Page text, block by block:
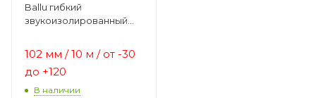
Ballu гибкий
звукоизолированный
металлизированной
полиэфирной ленты
102 мм / 10 м / от -30
до +120
В наличии